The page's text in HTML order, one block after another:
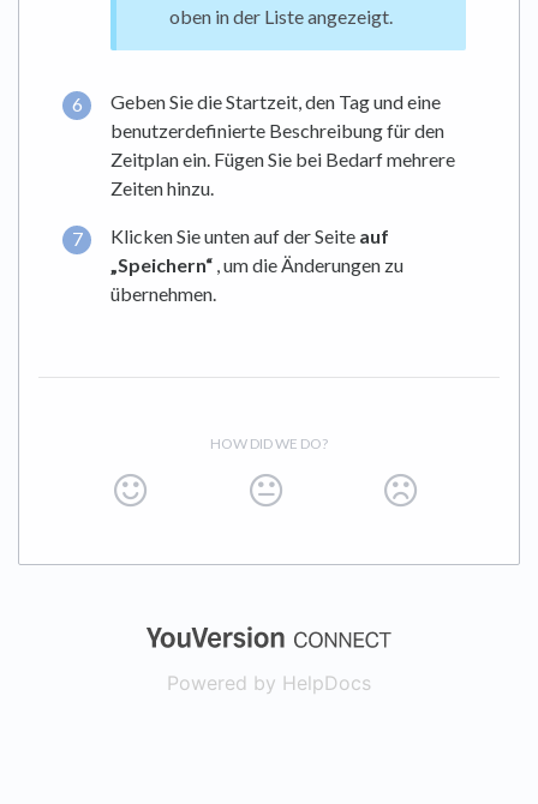
oben in der Liste angezeigt.
Geben Sie die Startzeit, den Tag und eine
benutzerdefinierte Beschreibung für den
Zeitplan ein. Fügen Sie bei Bedarf mehrere
Zeiten hinzu.
Klicken Sie unten auf der Seite auf
„Speichern“ , um die Änderungen zu
übernehmen.
HOW DID WE DO?
(opens in a
Powered by HelpDocs